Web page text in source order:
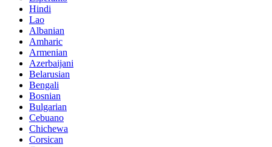
Hindi
Lao
Albanian
Amharic
Armenian
Azerbaijani
Belarusian
Bengali
Bosnian
Bulgarian
Cebuano
Chichewa
Corsican